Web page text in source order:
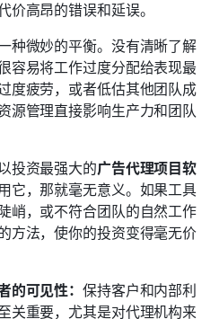
价高昂的错误和延误。
种微妙的平衡。没有清晰了解
容易将工作过度分配给表现最
度疲劳，或者低估其他团队成
源管理直接影响生产力和团队
投资最强大的广告代理项目软
它，那就毫无意义。如果工具
峭，或不符合团队的自然工作
方法，使你的投资变得毫无价
的可见性：保持客户和内部利
关重要，尤其是对代理机构来